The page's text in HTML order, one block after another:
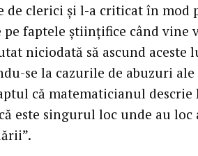
de clerici şi l-a criticat în mod
pe faptele ştiinţifice când vine
niciodată să ascund aceste
se la cazurile de abuzuri
că matematicianul descrie
este singurul loc unde au loc